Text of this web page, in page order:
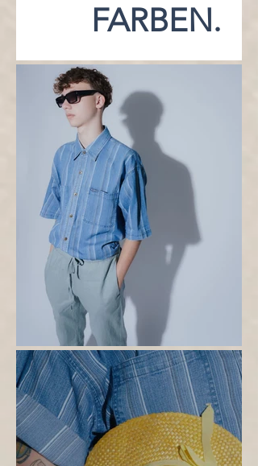
FARBEN.